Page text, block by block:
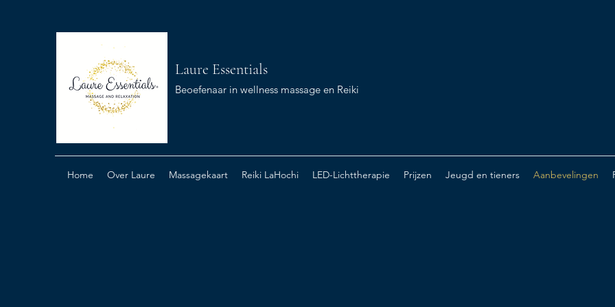
Laure Essentials
Beoefenaar in wellness massage en Reiki
Home Over Laure Massagekaart Reiki LaHochi LED-Lichttherapie Prijzen Jeugd en tieners Aanbevelingen